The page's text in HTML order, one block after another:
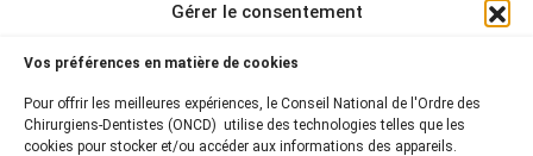
Gérer le consentement
Vos préférences en matière de cookies
Pour offrir les meilleures expériences, le Conseil National de l'Ordre des
Chirurgiens-Dentistes (ONCD) utilise des technologies telles que les
cookies pour stocker et/ou accéder aux informations des appareils.
75761 Paris Cedex 16
01 44 34 78 80
courrier@oncd.org